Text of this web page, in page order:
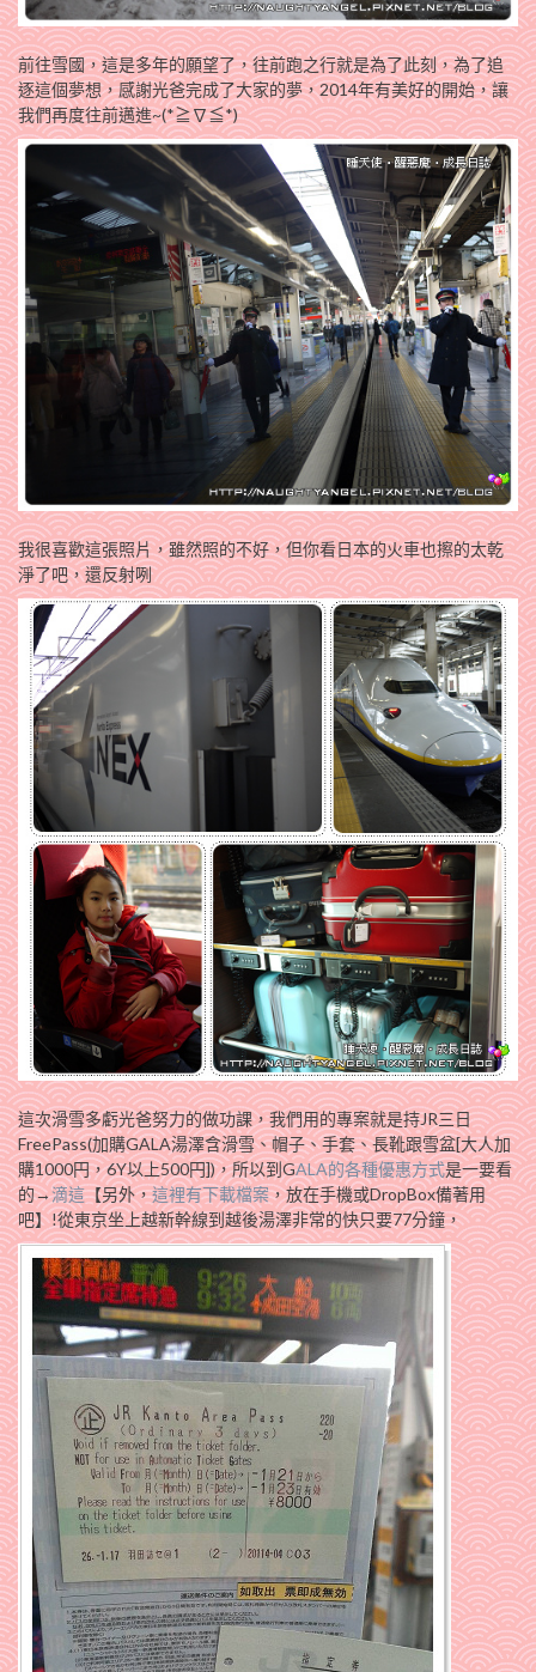
前往雪國，這是多年的願望了，往前跑之行就是為了此刻，為了追
逐這個夢想，感謝光爸完成了大家的夢，2014年有美好的開始，讓
我們再度往前邁進~(*≧∇≦*)
我很喜歡這張照片，雖然照的不好，但你看日本的火車也擦的太乾
淨了吧，還反射咧
這次滑雪多虧光爸努力的做功課，我們用的專案就是持JR三日
FreePass(加購GALA湯澤含滑雪、帽子、手套、長靴跟雪盆[大人加
購1000円，6Y以上500円])，所以到GALA的各種優惠方式是一要看
的→滴這【另外，這裡有下載檔案，放在手機或DropBox備著用
吧】!從東京坐上越新幹線到越後湯澤非常的快只要77分鐘，